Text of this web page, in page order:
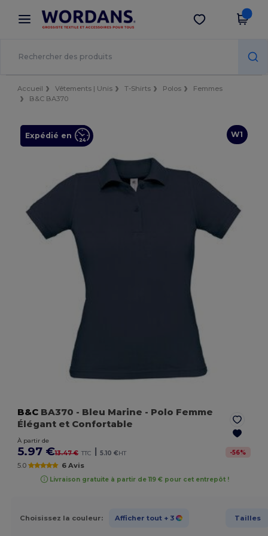
× Appli Wordans
Meilleurs prix sur l’app !
Obtenir l'appli
Accueil Vêtements | Unis T-Shirts Polos
Femmes
B&C BA370
W1
Expédié en
B&C BA370 - Bleu Marine - Polo Femme
Élégant et Confortable
À partir de
5.97 €13.47 € TTC | 5.10 €HT -56%
5.0 6 Avis
Livraison gratuite à partir de 119 € pour cet entrepôt !
Choisissez la couleur: Afficher tout + 3 Tailles